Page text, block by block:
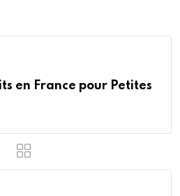
en France pour Petites